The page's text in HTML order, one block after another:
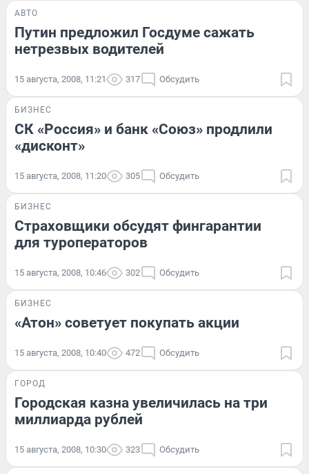
АВТО
Путин предложил Госдуме сажать
нетрезвых водителей
15 августа, 2008, 11:21 317 Обсудить
БИЗНЕС
СК «Россия» и банк «Союз» продлили
«дисконт»
15 августа, 2008, 11:20 305 Обсудить
БИЗНЕС
Страховщики обсудят фингарантии
для туроператоров
15 августа, 2008, 10:46 302 Обсудить
БИЗНЕС
«Атон» советует покупать акции
15 августа, 2008, 10:40 472 Обсудить
ГОРОД
Городская казна увеличилась на три
миллиарда рублей
15 августа, 2008, 10:30 323 Обсудить